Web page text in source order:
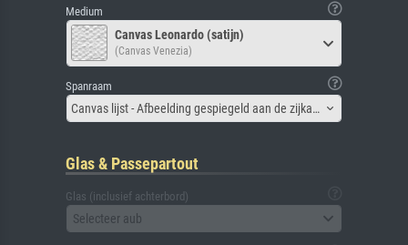
Medium
Canvas Leonardo (satijn)
(Canvas Venezia)
Spanraam
Canvas lijst - Afbeelding gespiegeld aan de zijkant
Glas & Passepartout
Glas (inclusief achterbord)
Selecteer aub